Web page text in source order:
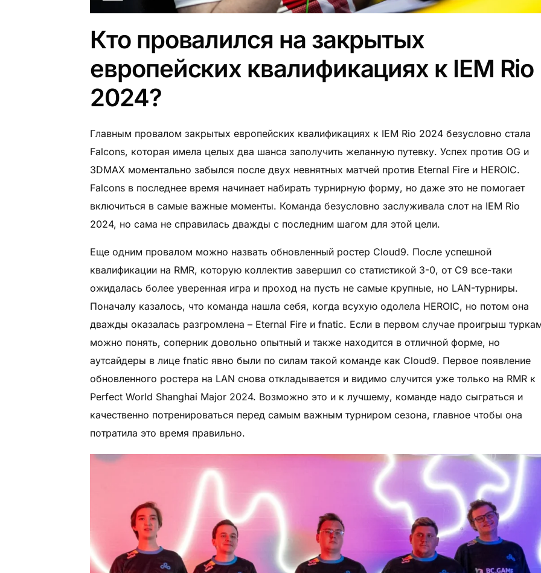
Кто провалился на закрытых
европейских квалификациях к IEM Rio
2024?
Главным провалом закрытых европейских квалификациях к IEM Rio 2024 безусловно стала
Falcons, которая имела целых два шанса заполучить желанную путевку. Успех против OG и
3DMAX моментально забылся после двух невнятных матчей против Eternal Fire и HEROIC.
Falcons в последнее время начинает набирать турнирную форму, но даже это не помогает
включиться в самые важные моменты. Команда безусловно заслуживала слот на IEM Rio
2024, но сама не справилась дважды с последним шагом для этой цели.
Еще одним провалом можно назвать обновленный ростер Cloud9. После успешной
квалификации на RMR, которую коллектив завершил со статистикой 3-0, от C9 все-таки
ожидалась более уверенная игра и проход на пусть не самые крупные, но LAN-турниры.
Поначалу казалось, что команда нашла себя, когда всухую одолела HEROIC, но потом она
дважды оказалась разгромлена – Eternal Fire и fnatic. Если в первом случае проигрыш
можно понять, соперник довольно опытный и также находится в отличной форме, но
аутсайдеры в лице fnatic явно были по силам такой команде как Cloud9. Первое появление
обновленного ростера на LAN снова откладывается и видимо случится уже только на RMR к
Perfect World Shanghai Major 2024. Возможно это и к лучшему, команде надо сыграться и
качественно потренироваться перед самым важным турниром сезона, главное чтобы она
потратила это время правильно.